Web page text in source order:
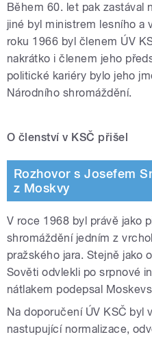
Během 60. let pak zastával
jiné byl ministrem lesního a
roku 1966 byl členem ÚV
nakrátko i členem jeho
politické kariéry bylo jeho
Národního shromáždění.
O členství v KSČ přišel
Rozhovor s Josefem
z Moskvy
V roce 1968 byl právě jako
shromáždění jedním z
pražského jara. Stejně jako
Sověti odvlekli po srpnové
nátlakem podepsal
Na doporučení ÚV KSČ byl
nastupující normalizace,